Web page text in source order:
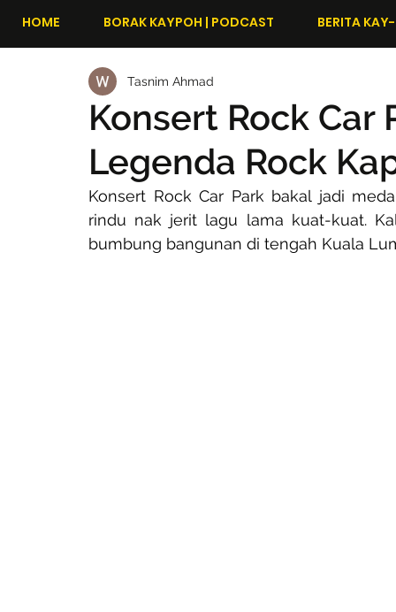
HOME BORAK KAYPOH | PODCAST BERITA
Konsert Rock Car
Legenda Rock
Tasnim Ahmad
Konsert Rock Car Park bakal jadi
rindu nak jerit lagu lama kuat-kuat.
bumbung bangunan di tengah Kuala